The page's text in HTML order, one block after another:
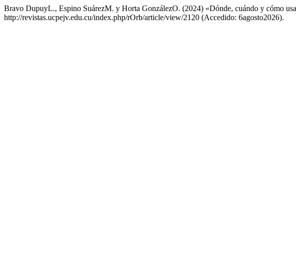
Bravo DupuyL., Espino SuárezM. y Horta GonzálezO. (2024) «Dónde, cuándo y cómo
http://revistas.ucpejv.edu.cu/index.php/rOrb/article/view/2120 (Accedido: 6agosto2026).